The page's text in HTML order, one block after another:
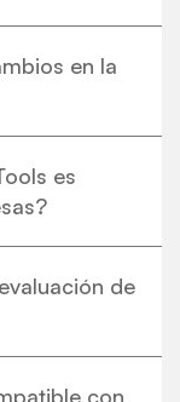
en la
es
de
con